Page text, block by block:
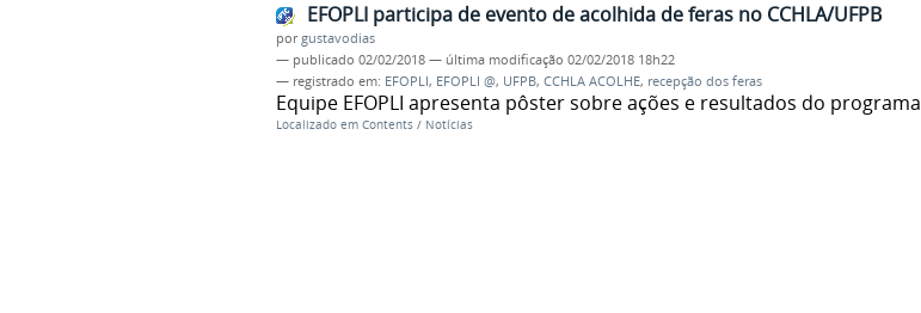
EFOPLI participa de evento de acolhida de feras no CCHLA/UFPB
porgustavodias
— publicado 02/02/2018 — última modificação 02/02/2018 18h22
— registrado em: EFOPLI, EFOPLI @, UFPB, CCHLA ACOLHE, recepção dos feras
Equipe EFOPLI apresenta pôster sobre ações e resultados do programa
Localizado em Contents / Notícias